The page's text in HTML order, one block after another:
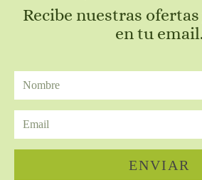
Recibe nuestras
en tu
ENVIAR